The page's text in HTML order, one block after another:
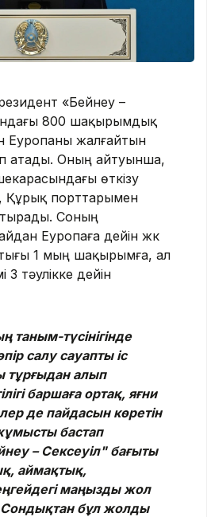
«Бейнеу –
800 шақырымдық
жалғайтын
атады. Оның айтуынша,
өткізу
Құрық порттарымен
Соның
Еуропаға дейін жүк
1 мың шақырымға, ал
3 тәулікке дейін
түсінігінде
салу сауапты іс
тұрғыдан алып
баршаға ортақ, яғни
де пайдасын көретін
бастап
– Сексеуіл" бағыты
аймақтық,
маңызды жол
бұл жолды